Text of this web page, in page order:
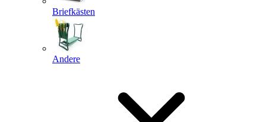
Briefkästen
Andere